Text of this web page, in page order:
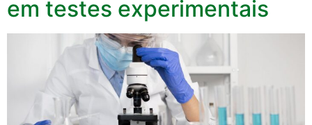
em testes experimentais